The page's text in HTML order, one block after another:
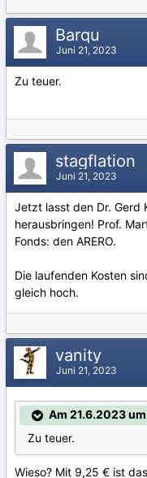
Barqu
Juni 21, 2023
Zu teuer.
stagflation
Juni 21, 2023
Jetzt lasst den Dr. Gerd
herausbringen! Prof.
Fonds: den ARERO.
Die laufenden Kosten
gleich hoch.
vanity
Juni 21, 2023
Am 21.6.2023
Zu teuer.
Wieso? Mit 9,25 € ist